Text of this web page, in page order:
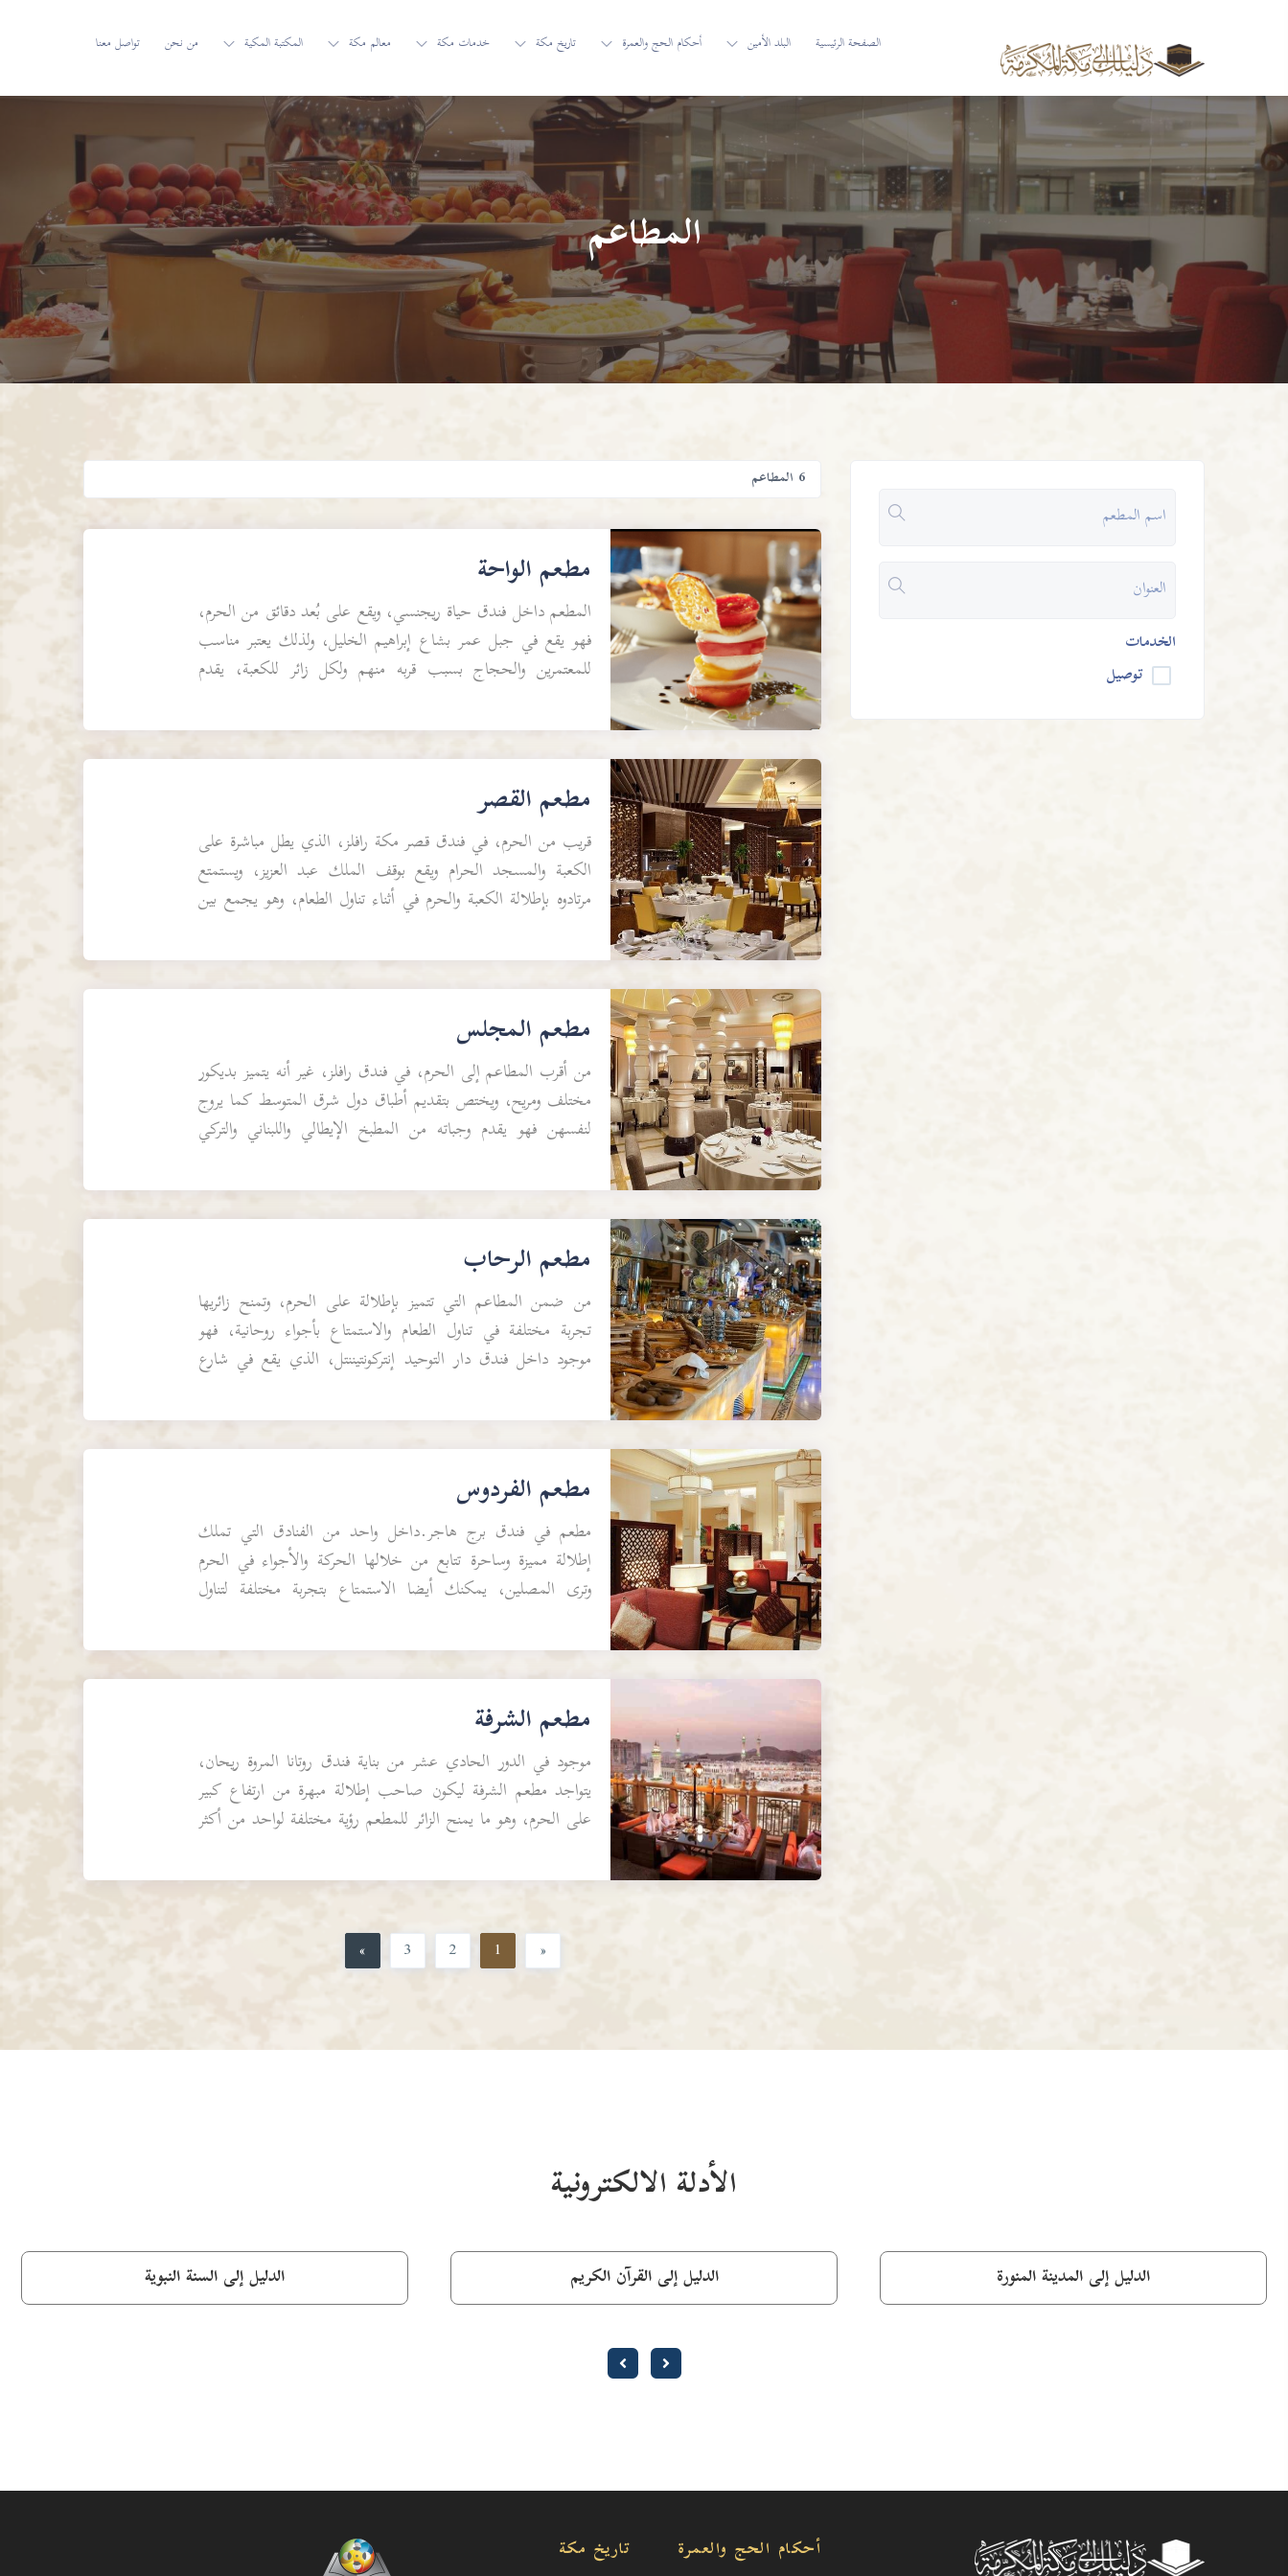
الصفحة الرئيسية البلد الأمين أحكام الحج والعمرة تاريخ مكة خدمات مكة معالم مكة المكتبة المكية من نحن تواصل معنا
المطاعم
الخدمات
توصيل
6 المطاعم
مطعم الواحة
المطعم داخل فندق حياة ريجنسي، ويقع على بُعد دقائق من الحرم،
فهو يقع في جبل عمر بشاع إبراهيم الخليل، ولذلك يعتبر مناسب
للمعتمرين والحجاج بسبب قربه منهم ولكل زائر للكعبة، يقدم
مطعم القصر
قريب من الحرم، في فندق قصر مكة رافلز، الذي يطل مباشرة على
الكعبة والمسجد الحرام ويقع بوقف الملك عبد العزيز، ويستمتع
مرتادوه بإطلالة الكعبة والحرم في أثناء تناول الطعام، وهو يجمع بين
مطعم المجلس
من أقرب المطاعم إلى الحرم، في فندق رافلز، غير أنه يتميز بديكور
مختلف ومريح، ويختص بتقديم أطباق دول شرق المتوسط كما يروج
لنفسهن فهو يقدم وجباته من المطبخ الإيطالي واللبناني والتركي
مطعم الرحاب
من ضمن المطاعم التي تتميز بإطلالة على الحرم، وتمنح زائريها
تجربة مختلفة في تناول الطعام والاستمتاع بأجواء روحانية، فهو
موجود داخل فندق دار التوحيد إنتركونتيننتل، الذي يقع في شارع
مطعم الفردوس
مطعم في فندق برج هاجر.داخل واحد من الفنادق التي تملك
إطلالة مميزة وساحرة تتابع من خلالها الحركة والأجواء في الحرم
وترى المصلين، يمكنك أيضا الاستمتاع بتجربة مختلفة لتناول
مطعم الشرفة
موجود في الدور الحادي عشر من بناية فندق روتانا المروة ريحان،
يتواجد مطعم الشرفة ليكون صاحب إطلالة مبهرة من ارتفاع كبير
على الحرم، وهو ما يمنح الزائر للمطعم رؤية مختلفة لواحد من أكثر
«
1
2
3
»
الأدلة الالكترونية
الدليل إلى المدينة المنورة الدليل إلى القرآن الكريم الدليل إلى السنة النبوية
أحكام الحج والعمرة تاريخ مكة